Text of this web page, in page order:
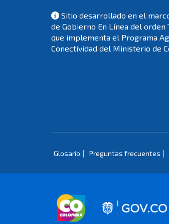
Sitio desarrollado en el
de Gobierno En Línea del orden
que implementa el Programa
Conectividad del Ministerio de
Glosario | Preguntas frecuentes |